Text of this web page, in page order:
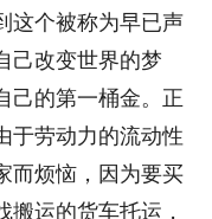
这个被称为早已声
己改变世界的梦
己的第一桶金。正
于劳动力的流动性
而烦恼，因为要买
运的货车托运，